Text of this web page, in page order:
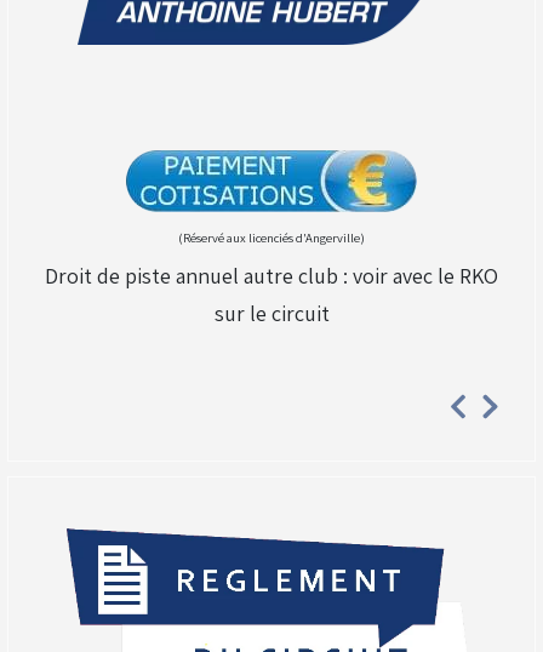
(Réservé aux licenciés d'Angerville)
Droit de piste annuel autre club : voir avec le RKO
sur le circuit